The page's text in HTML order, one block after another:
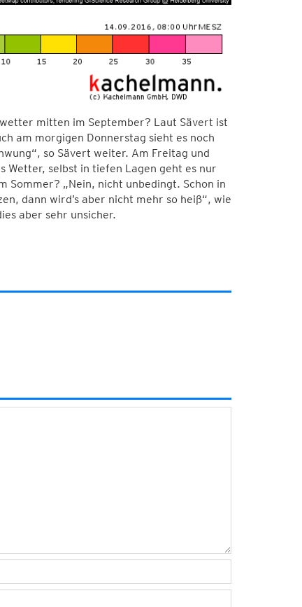
mitten im September? Laut Sävert ist
am morgigen Donnerstag sieht es noch
so Sävert weiter. Am Freitag und
Wetter, selbst in tiefen Lagen geht es nur
Sommer? „Nein, nicht unbedingt. Schon in
dann wird’s aber nicht mehr so heiß“, wie
aber sehr unsicher.